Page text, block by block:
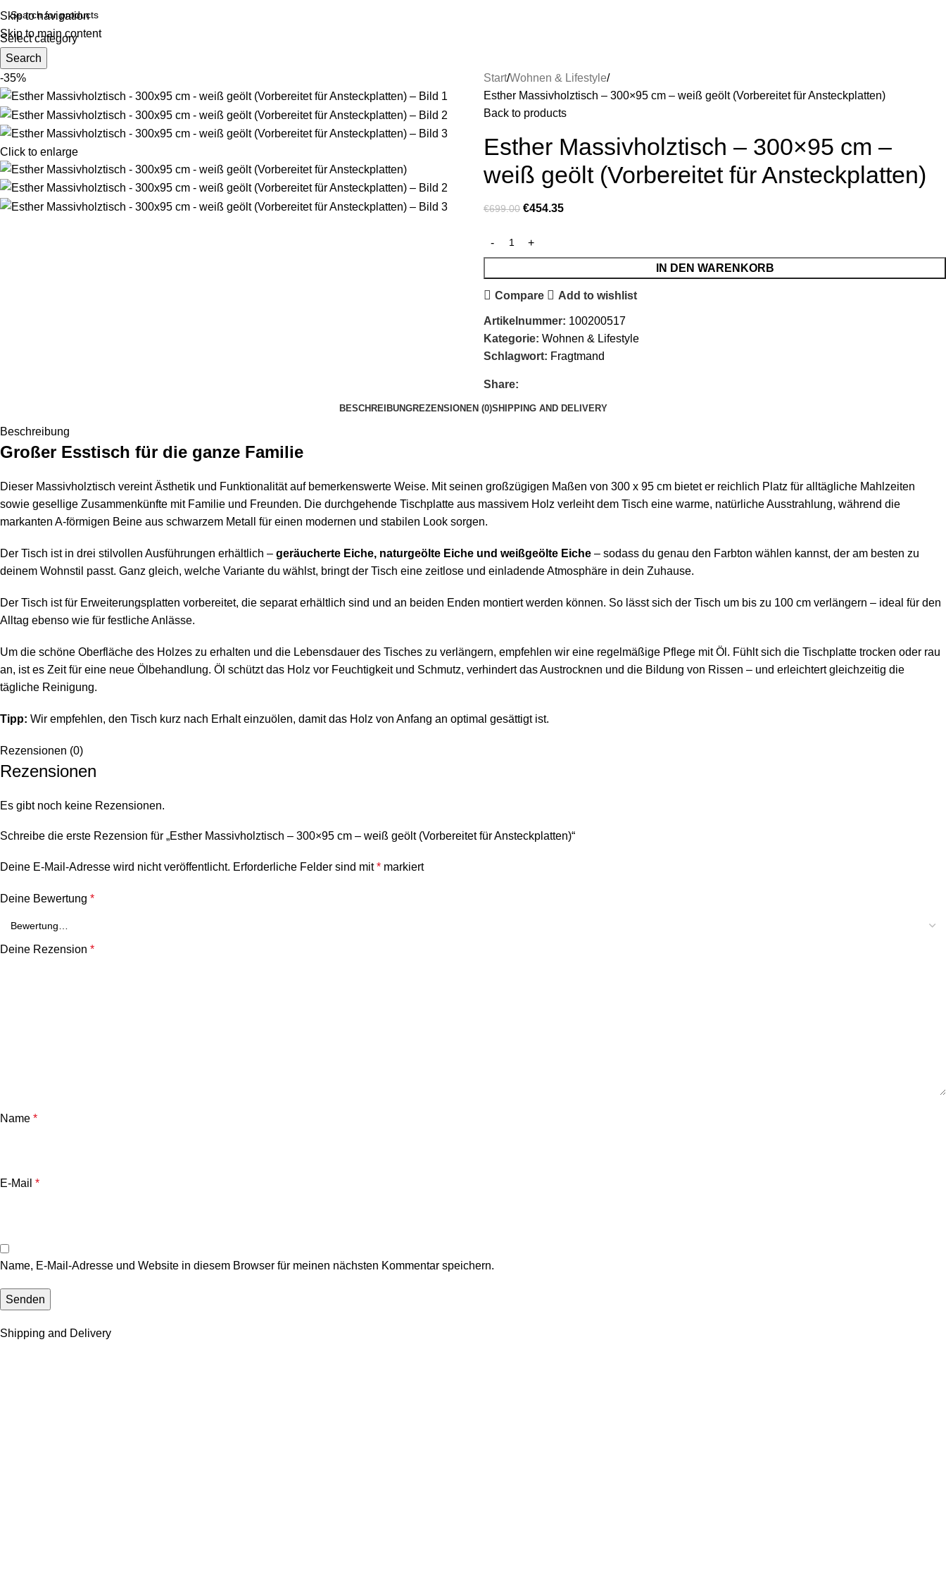
Skip to navigation
Skip to main content
Select category
Search
-35%
Click to enlarge
Start Wohnen & Lifestyle
Esther Massivholztisch – 300×95 cm – weiß geölt (Vorbereitet für Ansteckplatten)
Back to products
Esther Massivholztisch – 300×95 cm –
weiß geölt (Vorbereitet für Ansteckplatten)
€699.00 €454.35
IN DEN WARENKORB
Compare Add to wishlist
Artikelnummer: 100200517
Kategorie: Wohnen & Lifestyle
Schlagwort: Fragtmand
Share:
BESCHREIBUNGREZENSIONEN (0)SHIPPING AND DELIVERY
Beschreibung
Großer Esstisch für die ganze Familie
Dieser Massivholztisch vereint Ästhetik und Funktionalität auf bemerkenswerte Weise. Mit seinen großzügigen Maßen von 300 x 95 cm bietet er reichlich Platz für alltägliche Mahlzeiten
sowie gesellige Zusammenkünfte mit Familie und Freunden. Die durchgehende Tischplatte aus massivem Holz verleiht dem Tisch eine warme, natürliche Ausstrahlung, während die
markanten A-förmigen Beine aus schwarzem Metall für einen modernen und stabilen Look sorgen.
Der Tisch ist in drei stilvollen Ausführungen erhältlich – geräucherte Eiche, naturgeölte Eiche und weißgeölte Eiche – sodass du genau den Farbton wählen kannst, der am besten zu
deinem Wohnstil passt. Ganz gleich, welche Variante du wählst, bringt der Tisch eine zeitlose und einladende Atmosphäre in dein Zuhause.
Der Tisch ist für Erweiterungsplatten vorbereitet, die separat erhältlich sind und an beiden Enden montiert werden können. So lässt sich der Tisch um bis zu 100 cm verlängern – ideal für den
Alltag ebenso wie für festliche Anlässe.
Um die schöne Oberfläche des Holzes zu erhalten und die Lebensdauer des Tisches zu verlängern, empfehlen wir eine regelmäßige Pflege mit Öl. Fühlt sich die Tischplatte trocken oder rau
an, ist es Zeit für eine neue Ölbehandlung. Öl schützt das Holz vor Feuchtigkeit und Schmutz, verhindert das Austrocknen und die Bildung von Rissen – und erleichtert gleichzeitig die
tägliche Reinigung.
Tipp: Wir empfehlen, den Tisch kurz nach Erhalt einzuölen, damit das Holz von Anfang an optimal gesättigt ist.
Rezensionen (0)
Rezensionen
Es gibt noch keine Rezensionen.
Schreibe die erste Rezension für „Esther Massivholztisch – 300×95 cm – weiß geölt (Vorbereitet für Ansteckplatten)“
Deine E-Mail-Adresse wird nicht veröffentlicht. Erforderliche Felder sind mit* markiert
Deine Bewertung *
Deine Rezension *
Name *
E-Mail *
Name, E-Mail-Adresse und Website in diesem Browser für meinen nächsten Kommentar speichern.
Shipping and Delivery